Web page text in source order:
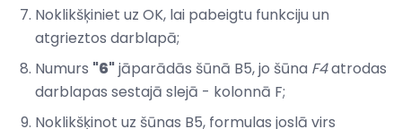
Noklikšķiniet uz OK, lai pabeigtu funkciju un
atgrieztos darblapā;
Numurs "6"jāparādās šūnā B5, jo šūna F4atrodas
darblapas sestajā slejā - kolonnā F;
Noklikšķinot uz šūnas B5, formulas joslā virs